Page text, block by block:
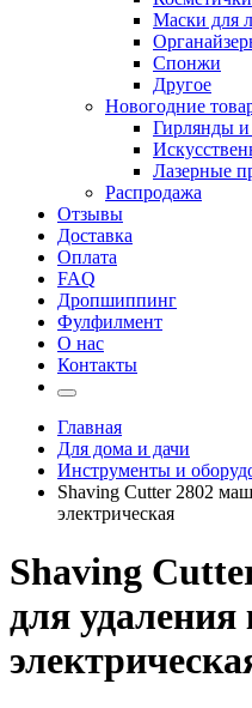
Маски для
Спонжи
Другое
Новогодние
Гирлянды
Лазерные
Распродажа
Отзывы
Доставка
Оплата
FAQ
Дропшиппинг
Фулфилмент
О нас
Контакты
Главная
Для дома и дачи
Инструменты и
Shaving Cutter 2802
электрическая
Shaving
для